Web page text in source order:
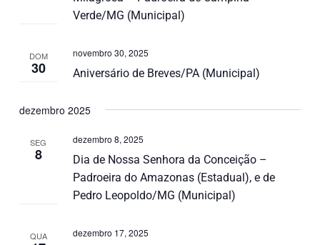
Verde/MG (Municipal)
DOM
30 Aniversário de Breves/PA (Municipal)
novembro 30, 2025
dezembro 2025
SEG
8
Dia de Nossa Senhora da Conceição –
Padroeira do Amazonas (Estadual), e de
Pedro Leopoldo/MG (Municipal)
dezembro 8, 2025
QUA dezembro 17, 2025